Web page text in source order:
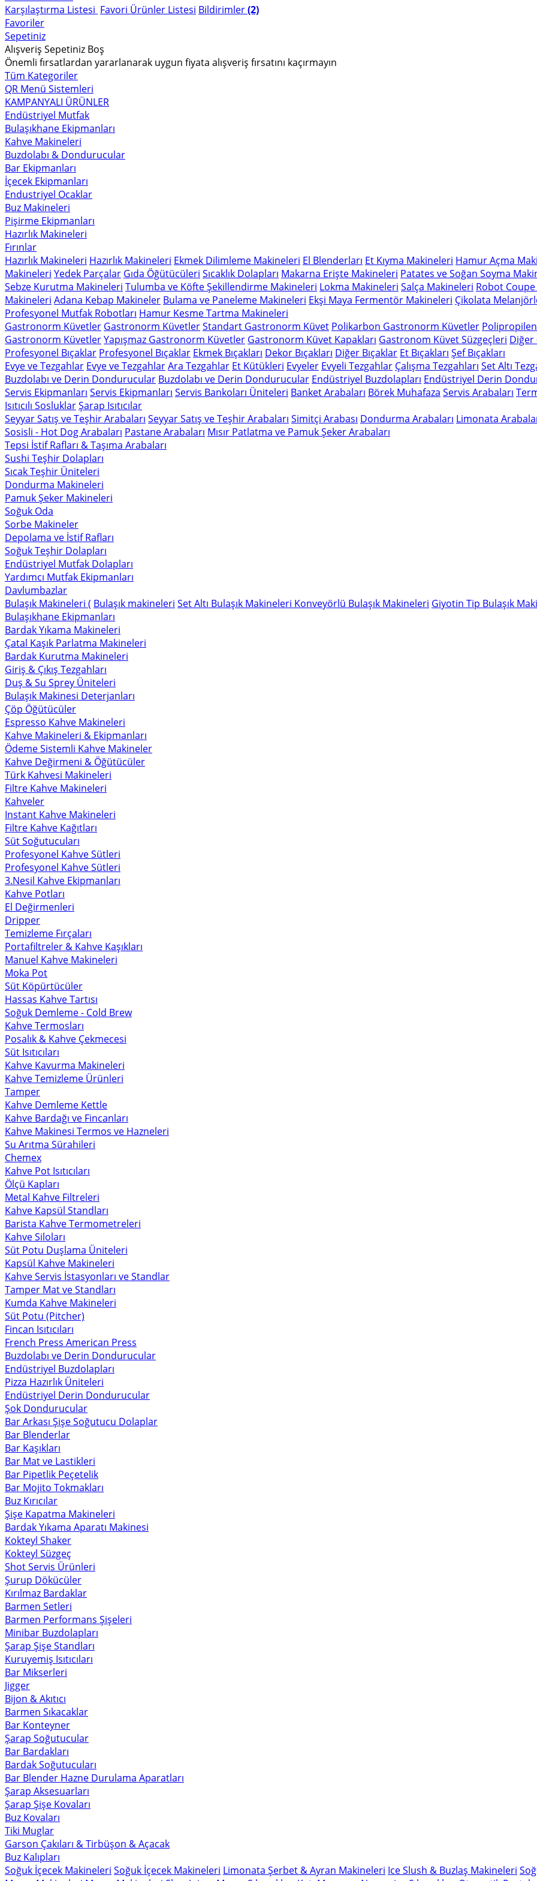
Karşılaştırma Listesi Favori Ürünler Listesi Bildirimler(2)
Favoriler
Sepetiniz
Alışveriş Sepetiniz Boş
Önemli fırsatlardan yararlanarak uygun fiyata alışveriş fırsatını kaçırmayın
Tüm Kategoriler
QR Menü Sistemleri
KAMPANYALI ÜRÜNLER
Endüstriyel Mutfak
Bulaşıkhane Ekipmanları
Kahve Makineleri
Buzdolabı & Dondurucular
Bar Ekipmanları
İçecek Ekipmanları
Endustriyel Ocaklar
Buz Makineleri
Pişirme Ekipmanları
Hazırlık Makineleri
Fırınlar
Hazırlık Makineleri Hazırlık Makineleri Ekmek Dilimleme Makineleri El Blenderları Et Kıyma Makineleri Hamur Açma
Makineleri Yedek Parçalar Gıda Öğütücüleri Sıcaklık Dolapları Makarna Erişte Makineleri Patates ve Soğan Soyma
Sebze Kurutma Makineleri Tulumba ve Köfte Şekillendirme Makineleri Lokma Makineleri Salça Makineleri Robot Coupe
Makineleri Adana Kebap Makineler Bulama ve Paneleme Makineleri Ekşi Maya Fermentör Makineleri Çikolata
Profesyonel Mutfak Robotları Hamur Kesme Tartma Makineleri
Gastronorm Küvetler Gastronorm KüvetlerStandart Gastronorm Küvet Polikarbon Gastronorm Küvetler
Gastronorm KüvetlerYapışmaz Gastronorm Küvetler Gastronorm Küvet Kapakları Gastronom Küvet Süzgeçleri
Profesyonel Bıçaklar Profesyonel Bıçaklar Ekmek Bıçakları Dekor Bıçakları Diğer Bıçaklar Et Bıçakları Şef Bıçakları
Evye ve Tezgahlar Evye ve TezgahlarAra Tezgahlar Et Kütükleri Evyeler Evyeli Tezgahlar Çalışma Tezgahları Set Altı
Buzdolabı ve Derin Dondurucular Buzdolabı ve Derin Dondurucular Endüstriyel Buzdolapları Endüstriyel Derin
Servis Ekipmanları Servis Ekipmanları Servis Bankoları Üniteleri Banket Arabaları Börek Muhafaza Servis Arabaları
Isıtıcılı SosluklarŞarap Isıtıcılar
Seyyar Satış ve Teşhir Arabaları Seyyar Satış ve Teşhir Arabaları Simitçi Arabası Dondurma Arabaları Limonata
Sosisli - Hot Dog Arabaları Pastane Arabaları Mısır Patlatma ve Pamuk Şeker Arabaları
Tepsi İstif Rafları & Taşıma Arabaları
Sushi Teşhir Dolapları
Sıcak Teşhir Üniteleri
Dondurma Makineleri
Pamuk Şeker Makineleri
Soğuk Oda
Sorbe Makineler
Depolama ve İstif Rafları
Soğuk Teşhir Dolapları
Endüstriyel Mutfak Dolapları
Yardımcı Mutfak Ekipmanları
Davlumbazlar
Bulaşık Makineleri ( Bulaşık makineleri Set Altı Bulaşık Makineleri Konveyörlü Bulaşık Makineleri Giyotin Tip Bulaşık
Bulaşıkhane Ekipmanları
Bardak Yıkama Makineleri
Çatal Kaşık Parlatma Makineleri
Bardak Kurutma Makineleri
Giriş & Çıkış Tezgahları
Duş & Su Sprey Üniteleri
Bulaşık Makinesi Deterjanları
Çöp Öğütücüler
Espresso Kahve Makineleri
Kahve Makineleri & Ekipmanları
Ödeme Sistemli Kahve Makineler
Kahve Değirmeni & Öğütücüler
Türk Kahvesi Makineleri
Filtre Kahve Makineleri
Kahveler
Instant Kahve Makineleri
Filtre Kahve Kağıtları
Süt Soğutucuları
Profesyonel Kahve Sütleri
Profesyonel Kahve Sütleri
3.Nesil Kahve Ekipmanları
Kahve Potları
El Değirmenleri
Dripper
Temizleme Fırçaları
Portafiltreler & Kahve Kaşıkları
Manuel Kahve Makineleri
Moka Pot
Süt Köpürtücüler
Hassas Kahve Tartısı
Soğuk Demleme - Cold Brew
Kahve Termosları
Posalık & Kahve Çekmecesi
Süt Isıtıcıları
Kahve Kavurma Makineleri
Kahve Temizleme Ürünleri
Tamper
Kahve Demleme Kettle
Kahve Bardağı ve Fincanları
Kahve Makinesi Termos ve Hazneleri
Su Arıtma Sürahileri
Chemex
Kahve Pot Isıtıcıları
Ölçü Kapları
Metal Kahve Filtreleri
Kahve Kapsül Standları
Barista Kahve Termometreleri
Kahve Siloları
Süt Potu Duşlama Üniteleri
Kapsül Kahve Makineleri
Kahve Servis İstasyonları ve Standlar
Tamper Mat ve Standları
Kumda Kahve Makineleri
Süt Potu (Pitcher)
Fincan Isıtıcıları
French Press American Press
Buzdolabı ve Derin Dondurucular
Endüstriyel Buzdolapları
Pizza Hazırlık Üniteleri
Endüstriyel Derin Dondurucular
Şok Dondurucular
Bar Arkası Şişe Soğutucu Dolaplar
Bar Blenderlar
Bar Kaşıkları
Bar Mat ve Lastikleri
Bar Pipetlik Peçetelik
Bar Mojito Tokmakları
Buz Kırıcılar
Şişe Kapatma Makineleri
Bardak Yıkama Aparatı Makinesi
Kokteyl Shaker
Kokteyl Süzgeç
Shot Servis Ürünleri
Şurup Dökücüler
Kırılmaz Bardaklar
Barmen Setleri
Barmen Performans Şişeleri
Minibar Buzdolapları
Şarap Şişe Standları
Kuruyemiş Isıtıcıları
Bar Mikserleri
Jigger
Bijon & Akıtıcı
Barmen Sıkacaklar
Bar Konteyner
Şarap Soğutucular
Bar Bardakları
Bardak Soğutucuları
Bar Blender Hazne Durulama Aparatları
Şarap Aksesuarları
Şarap Şişe Kovaları
Buz Kovaları
Tiki Muglar
Garson Çakıları & Tirbüşon & Açacak
Buz Kalıpları
Soğuk İçecek Makineleri Soğuk İçecek Makineleri Limonata Şerbet & Ayran Makineleri Ice Slush & Buzlaş Makineleri